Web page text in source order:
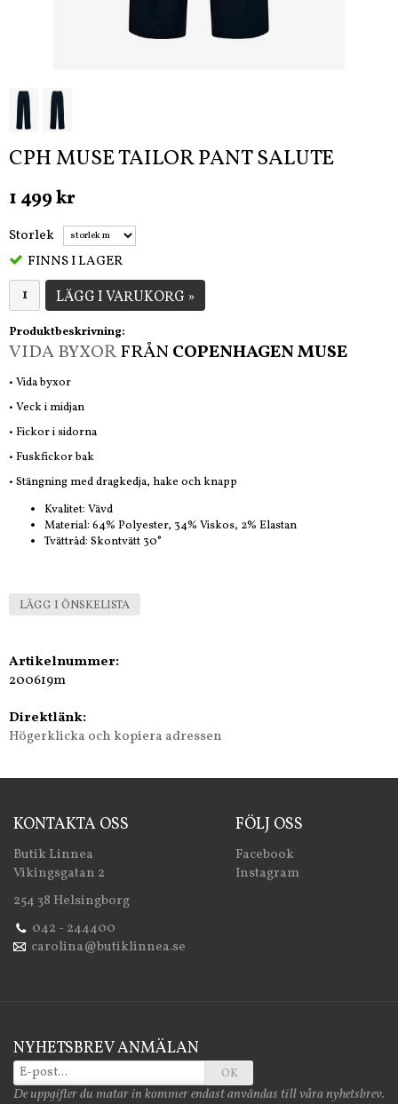
CPH MUSE TAILOR PANT SALUTE
1 499 kr
Storlek
FINNS I LAGER
LÄGG I VARUKORG »
Produktbeskrivning:
VIDA BYXORFRÅNCOPENHAGEN MUSE
• Vida byxor
• Veck i midjan
• Fickor i sidorna
• Fuskfickor bak
• Stängning med dragkedja, hake och knapp
Kvalitet: Vävd
Material: 64% Polyester, 34% Viskos, 2% Elastan
Tvättråd: Skontvätt 30°
LÄGG I ÖNSKELISTA
Artikelnummer:
200619m
Direktlänk:
Högerklicka och kopiera adressen
KONTAKTA OSS
Butik Linnea
Vikingsgatan 2
254 38 Helsingborg
042 - 244400
carolina@butiklinnea.se
FÖLJ OSS
Facebook
Instagram
NYHETSBREV ANMÄLAN
OK
De uppgifter du matar in kommer endast användas till våra nyhetsbrev.